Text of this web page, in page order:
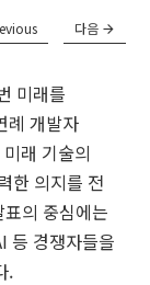
다음
미래를
례 개발자
래 기술의
한 의지를 전
의 중심에는
등 경쟁자들을
.